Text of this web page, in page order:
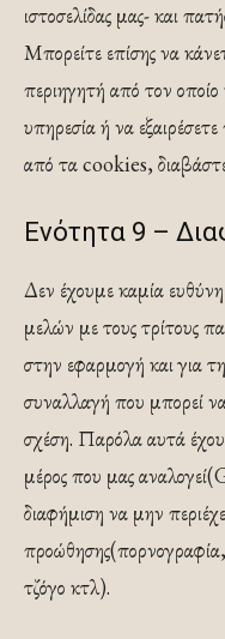
ιστοσελίδας μας- και
Μπορείτε επίσης να
περιηγητή από τον
υπηρεσία ή να
από τα cookies,
Ενότητα 9 –
Δεν έχουμε καμία
μελών με τους τρίτους
στην εφαρμογή και για
συναλλαγή που μπορεί
σχέση. Παρόλα αυτά
μέρος που μας
διαφήμιση να μην
τζόγο κτλ).